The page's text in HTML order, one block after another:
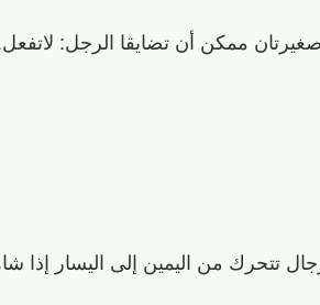
ممكن أن تضايقا الرجل:
تتحرك من اليمين إلى اليسار إذا